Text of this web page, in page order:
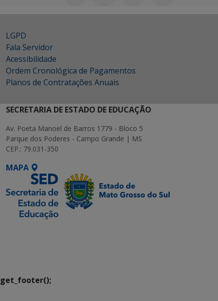
LGPD
Fala Servidor
Acessibilidade
Ordem Cronológica de Pagamentos
Planos de Contratações Anuais
SECRETARIA DE ESTADO DE EDUCAÇÃO
Av. Poeta Manoel de Barros 1779 - Bloco 5
Parque dos Poderes - Campo Grande | MS
CEP.: 79.031-350
MAPA
get_footer();